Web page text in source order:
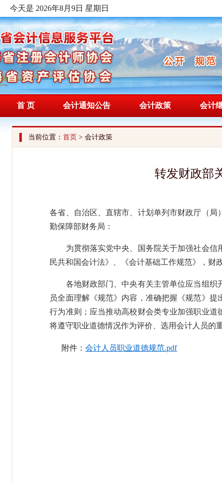
今天是 2026年8月9日 星期日
首 页 会计通知公告 会计政策 会计
当前位置： 首页 > 会计政策
转发财政部
各省、自治区、直辖市、计划单列市财政厅（
勤保障部财务局：
为贯彻落实党中央、国务院关于加强社会信
民共和国会计法》、《会计基础工作规范》，
各地财政部门、中央有关主管单位应当组织
员全面理解《规范》内容，准确把握《规范》
行为准则；应当推动高校财会类专业加强职业
将遵守职业道德情况作为评价、选用会计人员的
附件：会计人员职业道德规范.pdf